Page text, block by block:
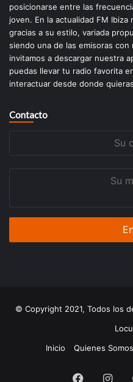
posicionarse entre las
joven. En la actualidad FM
gracias a su estilo, variada
siendo una de las emisoras
invitamos a descargar nuestra
puedas llevar tu radio favorita
interactuar desde donde
Contacto
© Copyright 2021, Todos los
Inicio
Quienes Somos